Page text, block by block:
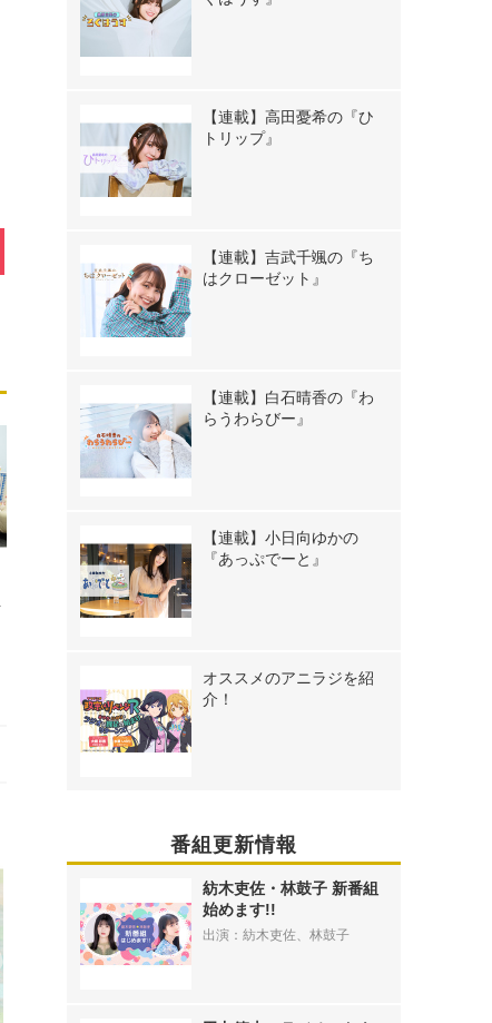
【連載】高田憂希の『ひ
トリップ』
【連載】吉武千颯の『ち
はクローゼット』
【連載】白石晴香の『わ
らうわらびー』
【連載】小日向ゆかの
『あっぷでーと』
オススメのアニラジを紹
介！
番組更新情報
紡木吏佐・林鼓子 新番組
始めます!!
出演：紡木吏佐、林鼓子